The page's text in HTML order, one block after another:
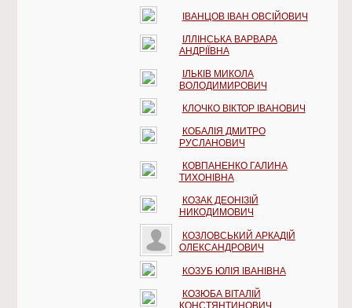
ІВАНЦОВ ІВАН ОВСІЙОВИЧ
ІЛЛІНСЬКА ВАРВАРА
АНДРІЇВНА
ІЛЬКІВ МИКОЛА
ВОЛОДИМИРОВИЧ
КЛОЧКО ВІКТОР ІВАНОВИЧ
КОБАЛІЯ ДМИТРО
РУСЛАНОВИЧ
КОВПАНЕНКО ГАЛИНА
ТИХОНІВНА
КОЗАК ДЕОНІЗІЙ
НИКОДИМОВИЧ
КОЗЛОВСЬКИЙ АРКАДІЙ
ОЛЕКСАНДРОВИЧ
КОЗУБ ЮЛІЯ ІВАНІВНА
КОЗЮБА ВІТАЛІЙ
КОНСТЯНТИНОВИЧ